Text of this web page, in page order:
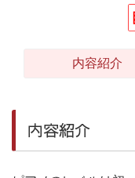
内容紹介
内容紹介